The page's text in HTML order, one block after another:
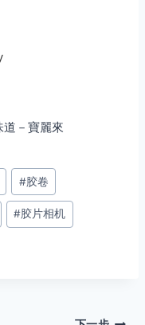
－寶麗來
#胶卷
#胶片相机